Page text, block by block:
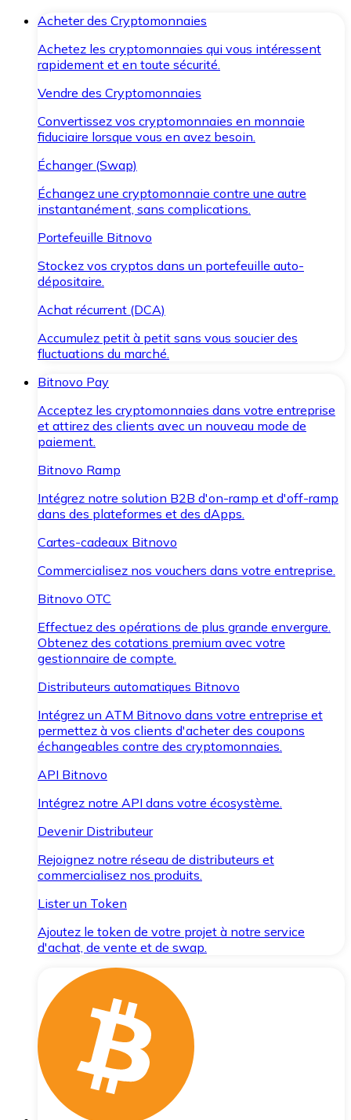
Acheter des Cryptomonnaies
Achetez les cryptomonnaies qui vous intéressent
rapidement et en toute sécurité.
Vendre des Cryptomonnaies
Convertissez vos cryptomonnaies en monnaie
fiduciaire lorsque vous en avez besoin.
Échanger (Swap)
Échangez une cryptomonnaie contre une autre
instantanément, sans complications.
Portefeuille Bitnovo
Stockez vos cryptos dans un portefeuille auto-
dépositaire.
Achat récurrent (DCA)
Accumulez petit à petit sans vous soucier des
fluctuations du marché.
Bitnovo Pay
Acceptez les cryptomonnaies dans votre entreprise
et attirez des clients avec un nouveau mode de
paiement.
Bitnovo Ramp
Intégrez notre solution B2B d'on-ramp et d'off-ramp
dans des plateformes et des dApps.
Cartes-cadeaux Bitnovo
Commercialisez nos vouchers dans votre entreprise.
Bitnovo OTC
Effectuez des opérations de plus grande envergure.
Obtenez des cotations premium avec votre
gestionnaire de compte.
Distributeurs automatiques Bitnovo
Intégrez un ATM Bitnovo dans votre entreprise et
permettez à vos clients d'acheter des coupons
échangeables contre des cryptomonnaies.
API Bitnovo
Intégrez notre API dans votre écosystème.
Devenir Distributeur
Rejoignez notre réseau de distributeurs et
commercialisez nos produits.
Lister un Token
Ajoutez le token de votre projet à notre service
d'achat, de vente et de swap.